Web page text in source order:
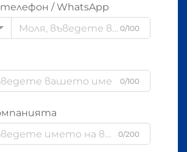
/ WhatsApp
0/100
0/100
0/200